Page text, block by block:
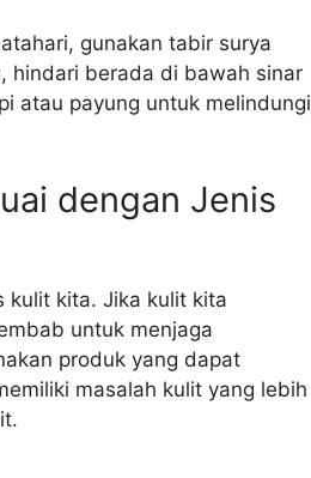
gunakan tabir surya
hindari berada di bawah sinar
atau payung untuk melindungi
dengan Jenis
kulit kita. Jika kulit kita
untuk menjaga
produk yang dapat
masalah kulit yang lebih